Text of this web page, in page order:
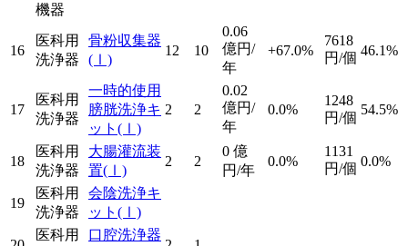
機器
16
医科用
洗浄器
骨粉収集器
(Ⅰ)
12 10
0.06
億円/
年
+67.0%
7618
円/個 46.1%
17
医科用
洗浄器
一時的使用
膀胱洗浄キ
ット (Ⅰ)
2 2
0.02
億円/
年
0.0%
1248
円/個
54.5%
18
医科用
洗浄器
大腸灌流装
置(Ⅰ)
2 2
0 億
円/年
0.0%
1131
円/個 0.0%
19
医科用
洗浄器
会陰洗浄キ
ット (Ⅰ)
医科用
口腔洗浄器